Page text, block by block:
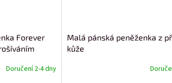
Forever
Doručení 2-4 dny
Malá pánská peněženka z
kůže